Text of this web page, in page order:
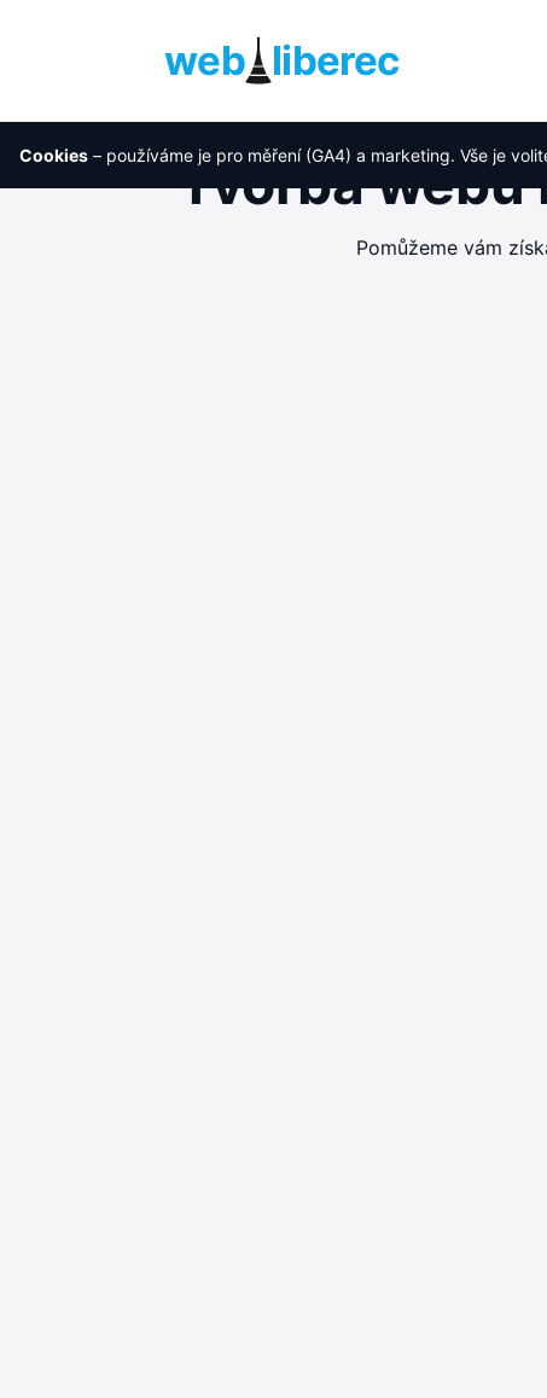
web liberec
Cookies – používáme je pro měření (GA4) a marketing. Vše je
Tvorba webu
Pomůžeme vám